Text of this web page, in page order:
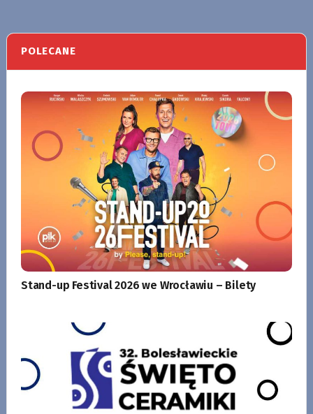
POLECANE
Stand-up Festival 2026 we Wrocławiu – Bilety